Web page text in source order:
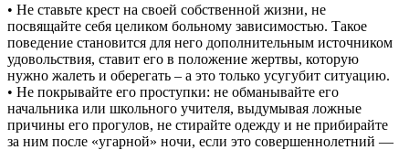
• Не ставьте крест на своей собственной жизни, не
посвящайте себя целиком больному зависимостью. Такое
поведение становится для него дополнительным источником
удовольствия, ставит его в положение жертвы, которую
нужно жалеть и оберегать – а это только усугубит ситуацию.
• Не покрывайте его проступки: не обманывайте его
начальника или школьного учителя, выдумывая ложные
причины его прогулов, не стирайте одежду и не прибирайте
за ним после «угарной» ночи, если это совершеннолетний —